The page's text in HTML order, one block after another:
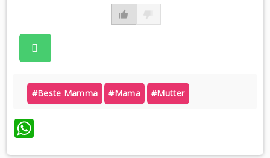
#beste Mamma #mama #mutter
WhatsApp